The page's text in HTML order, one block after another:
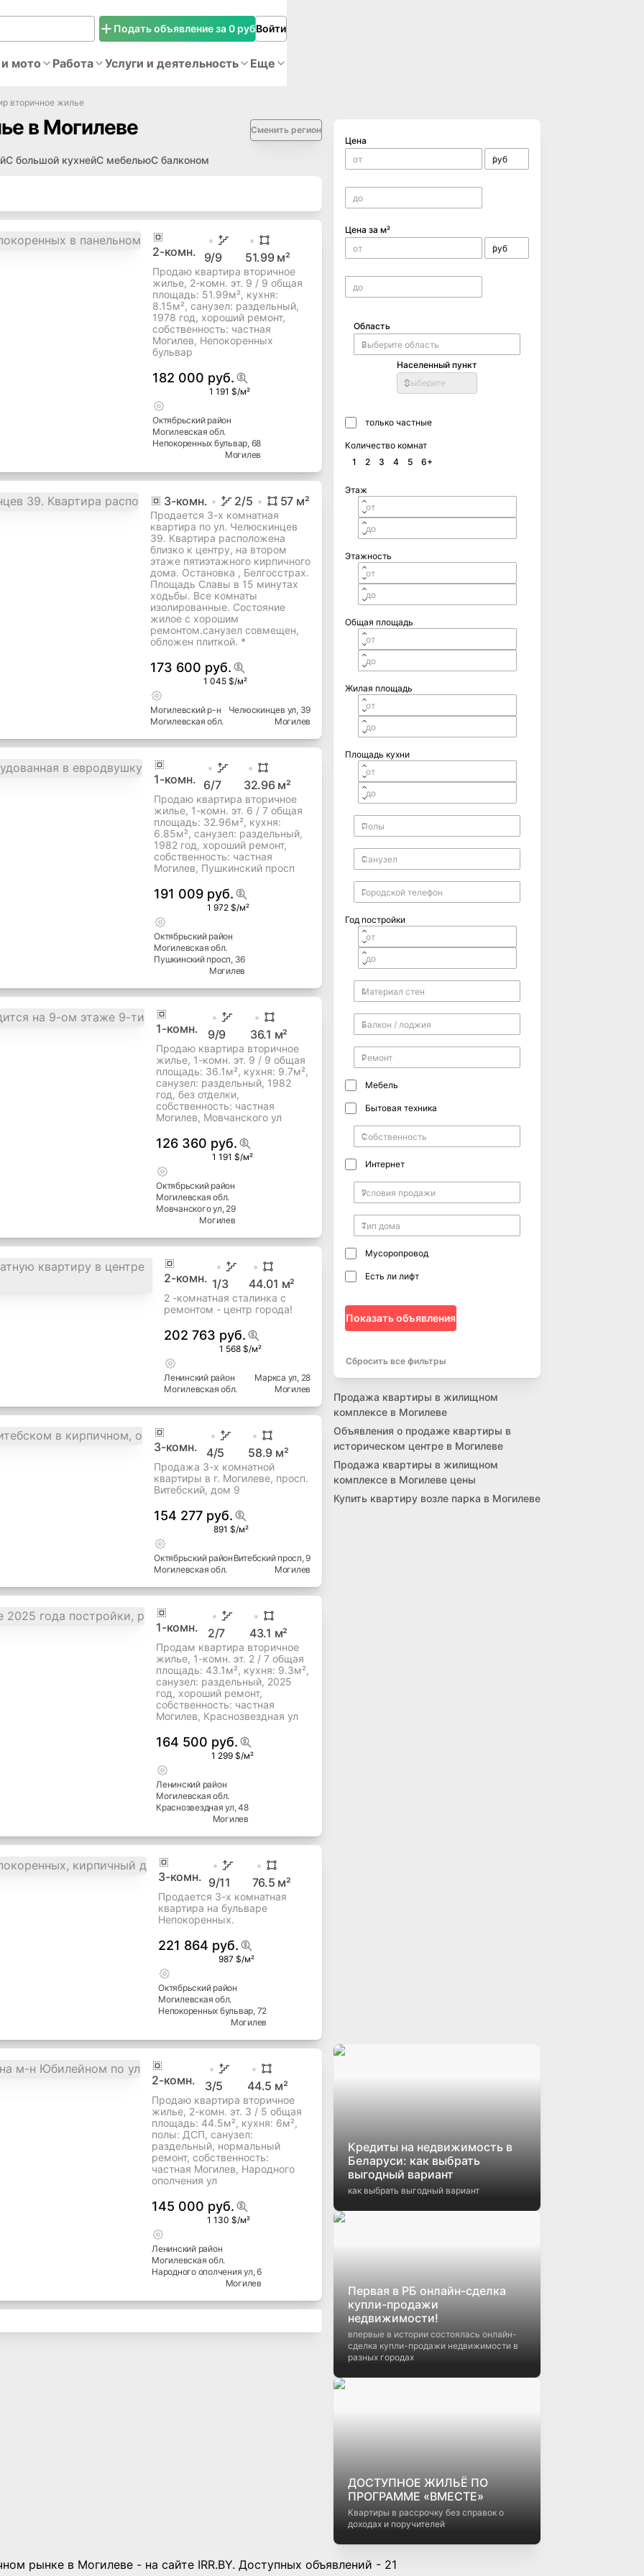
Подать объявление за 0 рубВойти
мото Работа Услуги и деятельность Еще
вторичное жилье
в Могилеве Сменить регион
С большой кухнейС мебельюС балконом
2-комн. 9/9 51.99м²
Продаю квартира вторичное
жилье, 2-комн. эт. 9 / 9 общая
площадь: 51.99м², кухня:
8.15м², cанузел: раздельный,
1978 год, хороший ремонт,
собственность: частная
Могилев, Непокоренных
бульвар
182 000 руб.
1 191 $/м²
Октябрьскийрайон
Могилевская обл.
Непокоренных бульвар, 68
Могилев
3-комн. 2/5 57 м²
Продается 3-х комнатная
квартира по ул. Челюскинцев
39. Квартира расположена
близко к центру, на втором
этаже пятиэтажного кирпичного
дома. Остановка , Белгосстрах.
Площадь Славы в 15 минутах
ходьбы. Все комнаты
изолированные. Состояние
жилое с хорошим
ремонтом.санузел совмещен,
обложен плиткой. *
173 600 руб.
1 045 $/м²
Могилевскийр-н
Могилевская обл.
Челюскинцев ул, 39
Могилев
1-комн. 6 /7 32.96
Продаю квартира вторичное
жилье, 1-комн. эт. 6 / 7 общая
площадь: 32.96м², кухня:
6.85м², cанузел: раздельный,
1982 год, хороший ремонт,
собственность: частная
Могилев, Пушкинский просп
191 009 руб.
1 972 $/м²
Октябрьскийрайон
Могилевскаяобл.
Пушкинский просп , 36
Могилев
1-комн. 9/9 36.1
Продаю квартира вторичное
жилье, 1-комн. эт. 9 / 9 общая
площадь: 36.1м², кухня: 9.7м²,
cанузел: раздельный, 1982
год, без отделки,
собственность: частная
Могилев, Мовчанского ул
126 360 руб.
1 191 $/м²
Октябрьский район
Могилевская
обл.
Мовчанского ул
, 29
Могилев
1/3 44.01м²
2 -комнатная сталинка с
ремонтом - центр города!
202 763 руб.
1 568 $/м²
Ленинский район
Могилевская
обл.
3-комн. 4/5 м²
Продажа 3-х комнатной
квартиры в г. Могилеве, просп.
Витебский, дом 9
154 277 руб.
891 $/м²
Октябрьскийрайон
Могилевскаяобл.
Витебский просп
, 9
1-комн. 2 /7 43.1м²
Продам квартира вторичное
жилье, 1-комн. эт. 2 / 7 общая
площадь: 43.1м², кухня: 9.3м²,
cанузел: раздельный, 2025
собственность: частная
Могилев, Краснозвездная ул
164 500 руб.
1 299 $/м²
Могилевскаяобл.
Краснозвездная ул, 48
3-комн. 9/11 76.5 м²
Продается 3-х комнатная
квартира на бульваре
Непокоренных.
221 864 руб.
987 $/м²
Октябрьский
Могилевская
Непокоренных бульвар
Цена
Цена за м²
Область
Населенный пункт
Выберите
только частные
Количество комнат
1
2 3 4 5 6+
Этаж
Этажность
Общая площадь
Жилая площадь
Площадь кухни
Год постройки
Мебель
Бытовая техника
Интернет
Мусоропровод
Есть ли лифт
Показать объявления
Сбросить все фильтры
Продажа квартиры в жилищном
комплексе в Могилеве
Объявления о продаже квартиры в
историческом центре в Могилеве
Продажа квартиры в жилищном
комплексе в Могилеве цены
Купить квартиру возле парка в Могилеве
Кредиты на недвижимость в
Беларуси: как выбрать
выгодный вариант
Первая в РБ онлайн-сделка
купли-продажи
недвижимости!
впервые в истории состоялась онлайн-
сделка купли-продажи недвижимости в
ДОСТУПНОЕ ЖИЛЬЁ ПО
ПРОГРАММЕ «ВМЕСТЕ»
Квартиры в рассрочку без справок о